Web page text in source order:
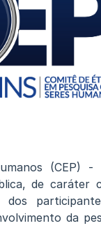
(CEP) -
de caráter
da